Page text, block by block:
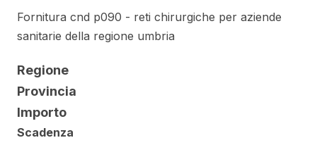
Fornitura cnd p090 - reti chirurgiche per aziende
sanitarie della regione umbria
Regione
Provincia
Importo
Scadenza